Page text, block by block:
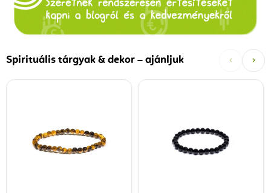
Spirituális tárgyak & dekor – ajánljuk ‹ ›